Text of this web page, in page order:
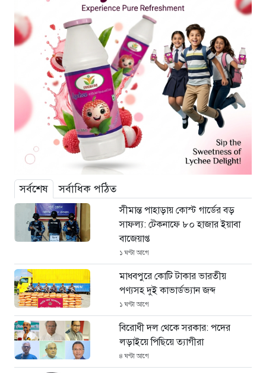
সর্বশেষ সর্বাধিক পঠিত
সীমান্ত পাহাড়ায় কোস্ট গার্ডের বড়
সাফল্য: টেকনাফে ৮০ হাজার ইয়াবা
বাজেয়াপ্ত
১ ঘণ্টা আগে
মাধবপুরে কোটি টাকার ভারতীয়
পণ্যসহ দুই কাভার্ডভ্যান জব্দ
১ ঘণ্টা আগে
বিরোধী দল থেকে সরকার: পদের
লড়াইয়ে পিছিয়ে ত্যাগীরা
৪ ঘণ্টা আগে